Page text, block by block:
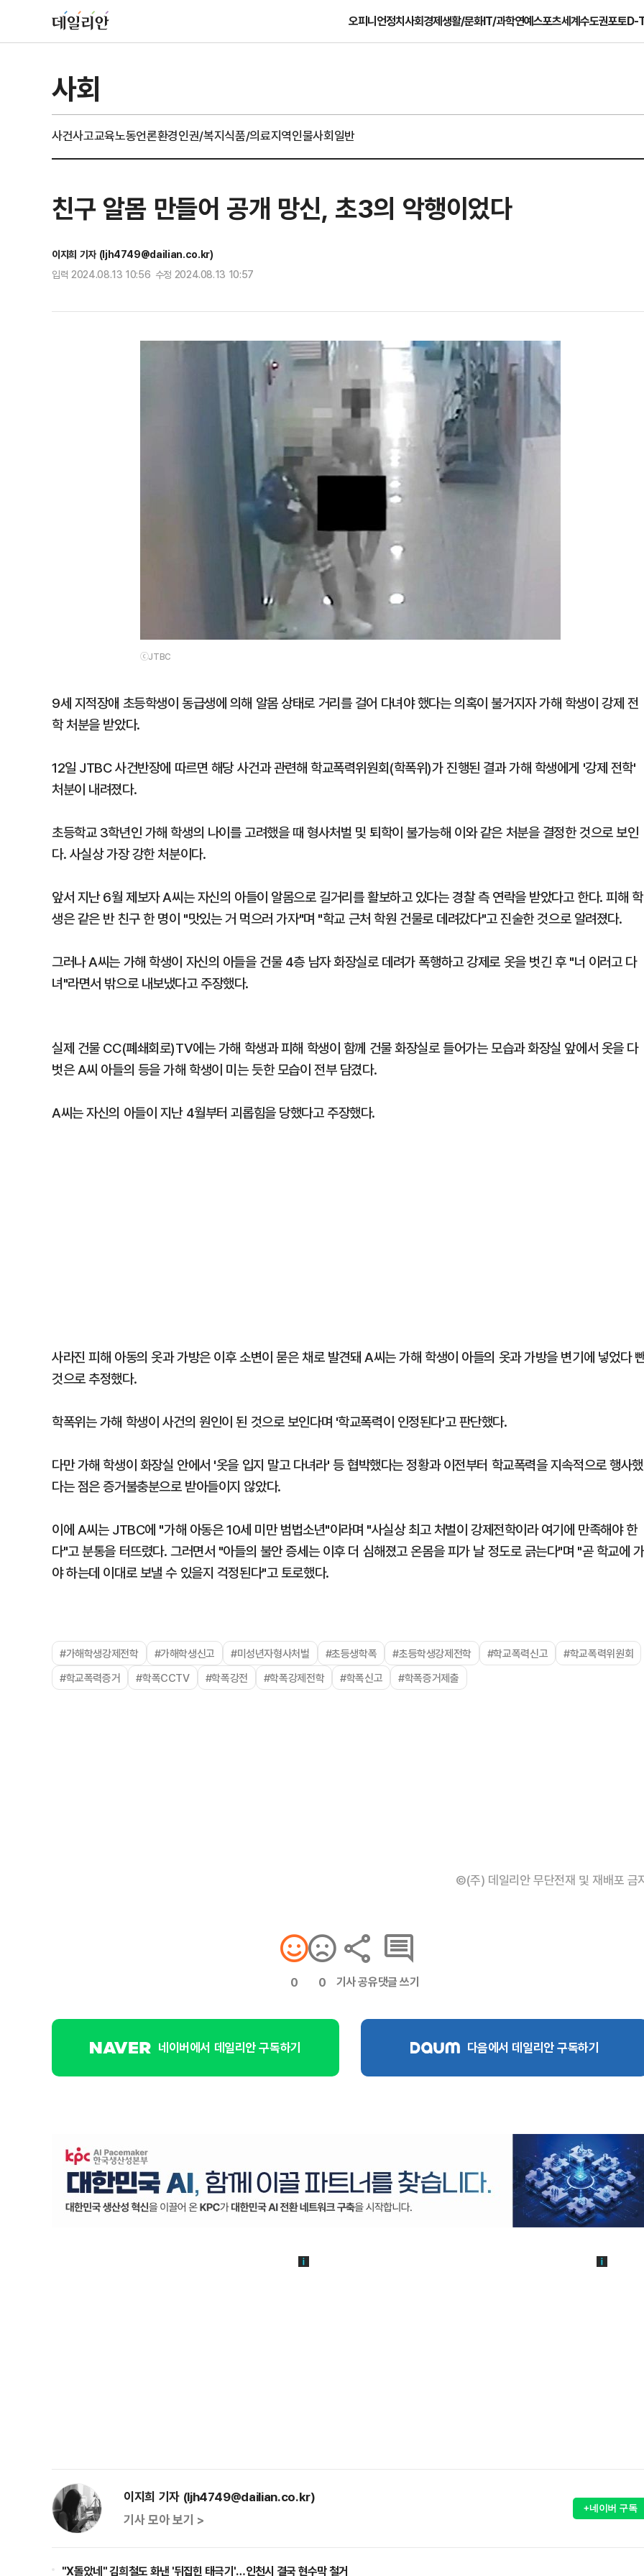
오피니언정치사회경제생활/문화IT/과학연예스포츠세계수도권포토D-
사회
사건사고교육노동언론환경인권/복지식품/의료지역인물사회일반
친구 알몸 만들어 공개 망신, 초3의 악행이었다
이지희 기자 (ljh4749@dailian.co.kr)
입력 2024.08.13 10:56 수정 2024.08.13 10:57
ⓒJTBC
9세 지적장애 초등학생이 동급생에 의해 알몸 상태로 거리를 걸어 다녀야 했다는 의혹이 불거지자 가해 학생이 강제 전
학 처분을 받았다.
12일 JTBC 사건반장에 따르면 해당 사건과 관련해 학교폭력위원회(학폭위)가 진행된 결과 가해 학생에게 '강제 전학'
처분이 내려졌다.
초등학교 3학년인 가해 학생의 나이를 고려했을 때 형사처벌 및 퇴학이 불가능해 이와 같은 처분을 결정한 것으로 보인
다. 사실상 가장 강한 처분이다.
앞서 지난 6월 제보자 A씨는 자신의 아들이 알몸으로 길거리를 활보하고 있다는 경찰 측 연락을 받았다고 한다. 피해 학
생은 같은 반 친구 한 명이 "맛있는 거 먹으러 가자"며 "학교 근처 학원 건물로 데려갔다"고 진술한 것으로 알려졌다.
그러나 A씨는 가해 학생이 자신의 아들을 건물 4층 남자 화장실로 데려가 폭행하고 강제로 옷을 벗긴 후 "너 이러고 다
녀"라면서 밖으로 내보냈다고 주장했다.
실제 건물 CC(폐쇄회로)TV에는 가해 학생과 피해 학생이 함께 건물 화장실로 들어가는 모습과 화장실 앞에서 옷을 다
벗은 A씨 아들의 등을 가해 학생이 미는 듯한 모습이 전부 담겼다.
A씨는 자신의 아들이 지난 4월부터 괴롭힘을 당했다고 주장했다.
사라진 피해 아동의 옷과 가방은 이후 소변이 묻은 채로 발견돼 A씨는 가해 학생이 아들의 옷과 가방을 변기에 넣었다
것으로 추정했다.
학폭위는 가해 학생이 사건의 원인이 된 것으로 보인다며 '학교폭력이 인정된다'고 판단했다.
다만 가해 학생이 화장실 안에서 '옷을 입지 말고 다녀라' 등 협박했다는 정황과 이전부터 학교폭력을 지속적으로 행사했
다는 점은 증거불충분으로 받아들이지 않았다.
이에 A씨는 JTBC에 "가해 아동은 10세 미만 범법소년"이라며 "사실상 최고 처벌이 강제전학이라 여기에 만족해야 한
다"고 분통을 터뜨렸다. 그러면서 "아들의 불안 증세는 이후 더 심해졌고 온몸을 피가 날 정도로 긁는다"며 "곧 학교에 가
야 하는데 이대로 보낼 수 있을지 걱정된다"고 토로했다.
#가해학생강제전학 #가해학생신고 #미성년자형사처벌 #초등생학폭 #초등학생강제전학 #학교폭력신고
#학교폭력위원회
#학교폭력증거
#학폭CCTV #학폭강전 #학폭강제전학 #학폭신고 #학폭증거제출
©(주) 데일리안 무단전재 및 재배포 금
0 0 기사 공유댓글 쓰기
네이버에서 데일리안 구독하기 다음에서 데일리안 구독하기
이지희 기자 (ljh4749@dailian.co.kr)
기사 모아 보기 >
+네이버 구독
"X돌았네" 김희철도 화낸 '뒤집힌 태극기'…인천시 결국 현수막 철거
'폐버스 청년주택' 황희에 분
냐, 네 자식이랑 살아라"
고 이제 와 유체이탈"